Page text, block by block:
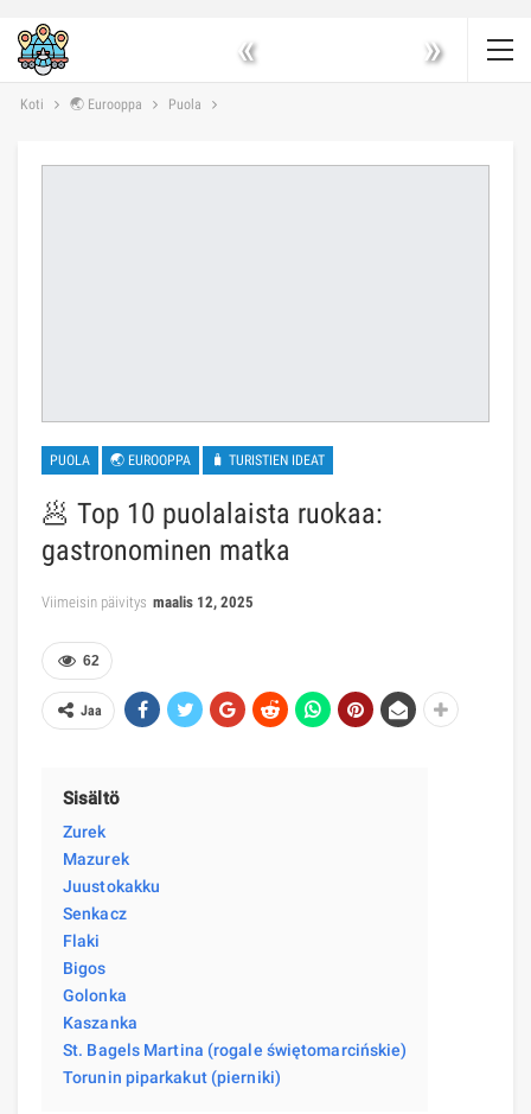
« »
Koti 🌏 Eurooppa Puola
PUOLA 🌏 EUROOPPA 🧳 TURISTIEN IDEAT
🥟 Top 10 puolalaista ruokaa:
gastronominen matka
Viimeisin päivitys maalis 12, 2025
62
Jaa
Sisältö
Zurek
Mazurek
Juustokakku
Senkacz
Flaki
Bigos
Golonka
Kaszanka
St. Bagels Martina (rogale świętomarcińskie)
Torunin piparkakut (pierniki)